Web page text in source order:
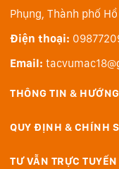
Pin tích hợp
thời gian hoạt động
chụp cả ngày.
Gimbal sạc trong
Phụng, Thành phố
Điện thoại:
Email:
THÔNG TIN &
QUY ĐỊNH & CHÍNH
TƯ VẪN TRỰC TUYẾN